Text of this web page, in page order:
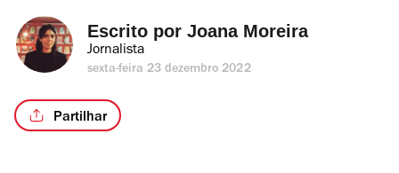
Escrito por Joana Moreira
Jornalista
sexta-feira 23 dezembro 2022
Partilhar